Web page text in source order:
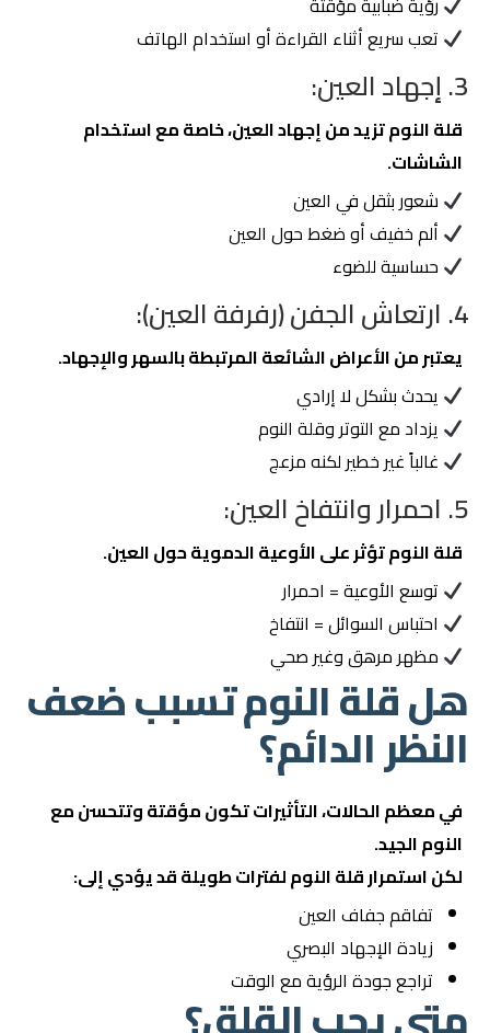
تعب سريع أثناء القراءة أو استخدام الهاتف
3. إجهاد العين:
قلة النوم تزيد من إجهاد العين، خاصة مع استخدام
الشاشات.
شعور بثقل في العين
ألم خفيف أو ضغط حول العين
حساسية للضوء
4. ارتعاش الجفن (رفرفة العين):
يعتبر من الأعراض الشائعة المرتبطة بالسهر والإجهاد.
يحدث بشكل لا إرادي
يزداد مع التوتر وقلة النوم
غالباً غير خطير لكنه مزعج
5. احمرار وانتفاخ العين:
قلة النوم تؤثر على الأوعية الدموية حول العين.
توسع الأوعية = احمرار
احتباس السوائل = انتفاخ
مظهر مرهق وغير صحي
هل قلة النوم تسبب ضعف
النظر الدائم؟
في معظم الحالات، التأثيرات تكون مؤقتة وتتحسن مع
النوم الجيد.
لكن استمرار قلة النوم لفترات طويلة قد يؤدي إلى:
تفاقم جفاف العين
زيادة الإجهاد البصري
تراجع جودة الرؤية مع الوقت